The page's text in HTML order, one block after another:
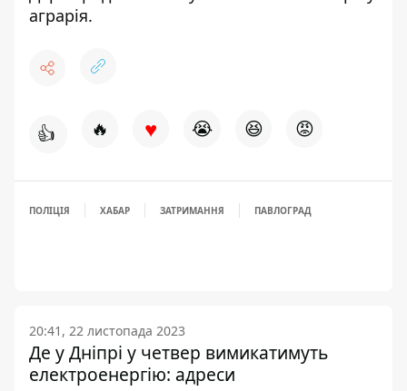
аграрія.
👍 🔥 ♥ 😭 😆 😡
ПОЛІЦІЯ ХАБАР ЗАТРИМАННЯ ПАВЛОГРАД
20:41, 22 листопада 2023
Де у Дніпрі у четвер вимикатимуть
електроенергію: адреси